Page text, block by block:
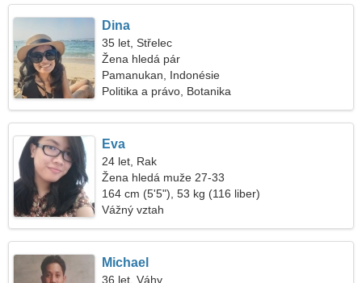
Dina
35 let, Střelec
Žena hledá pár
Pamanukan, Indonésie
Politika a právo, Botanika
Eva
24 let, Rak
Žena hledá muže 27-33
164 cm (5'5"), 53 kg (116 liber)
Vážný vztah
Michael
36 let, Váhy